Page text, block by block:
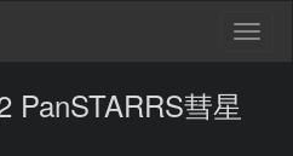
PanSTARRS彗星